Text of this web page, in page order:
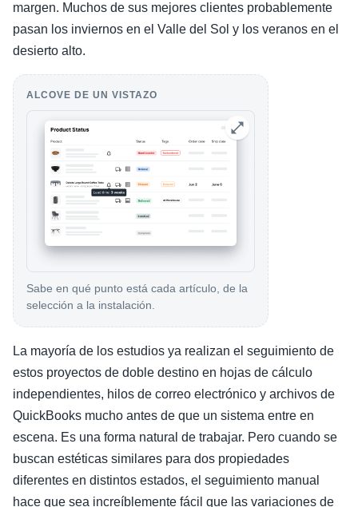
margen. Muchos de sus mejores clientes probablemente
pasan los inviernos en el Valle del Sol y los veranos en el
desierto alto.
ALCOVE DE UN VISTAZO
Sabe en qué punto está cada artículo, de la
selección a la instalación.
La mayoría de los estudios ya realizan el seguimiento de
estos proyectos de doble destino en hojas de cálculo
independientes, hilos de correo electrónico y archivos de
QuickBooks mucho antes de que un sistema entre en
escena. Es una forma natural de trabajar. Pero cuando se
buscan estéticas similares para dos propiedades
diferentes en distintos estados, el seguimiento manual
hace que sea increíblemente fácil que las variaciones de